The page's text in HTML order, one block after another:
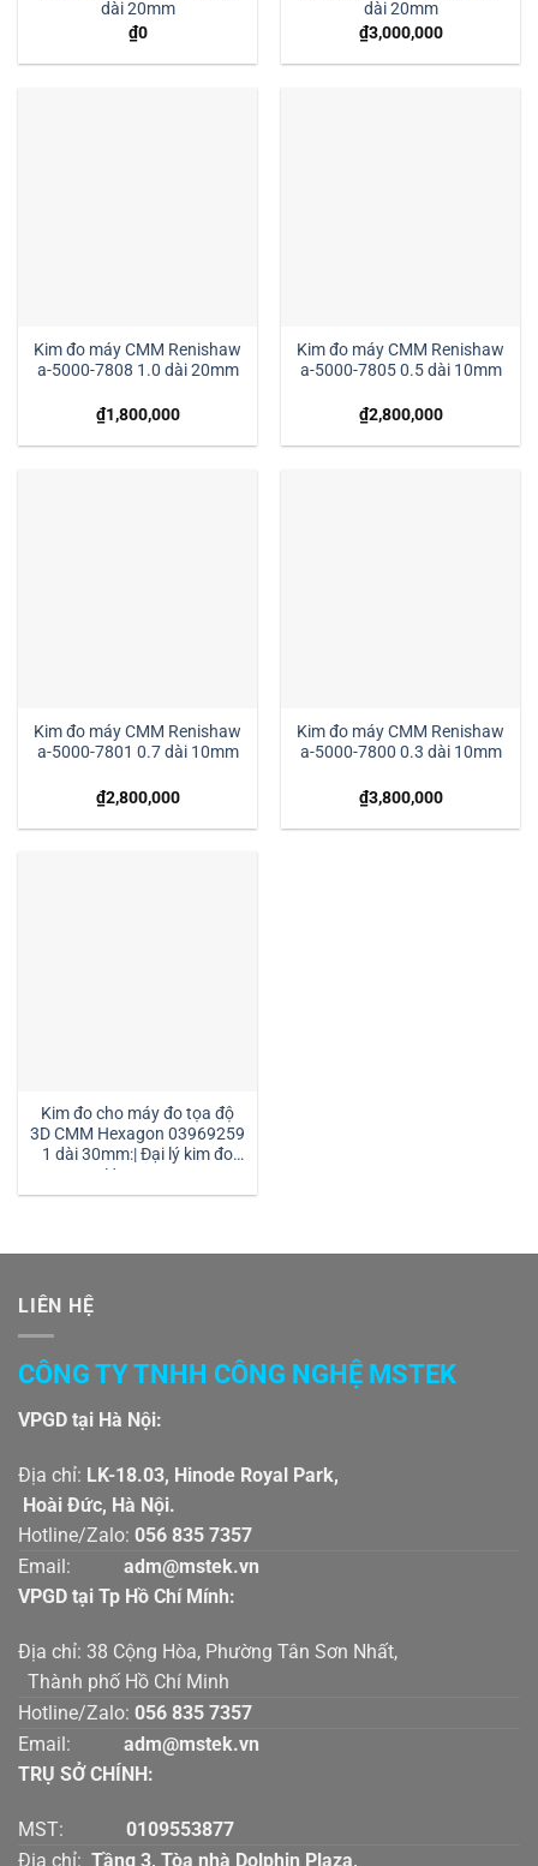
dài 20mm
₫0
dài 20mm
₫3,000,000
Kim đo máy CMM Renishaw
a-5000-7808 1.0 dài 20mm
₫1,800,000
Kim đo máy CMM Renishaw
a-5000-7805 0.5 dài 10mm
₫2,800,000
Kim đo máy CMM Renishaw
a-5000-7801 0.7 dài 10mm
₫2,800,000
Kim đo máy CMM Renishaw
a-5000-7800 0.3 dài 10mm
₫3,800,000
Kim đo cho máy đo tọa độ
3D CMM Hexagon 03969259
1 dài 30mm:| Đại lý kim đo
Hexagon
LIÊN HỆ
CÔNG TY TNHH CÔNG NGHỆ MSTEK
VPGD tại Hà Nội:
Địa chỉ: LK-18.03, Hinode Royal Park,
Hoài Đức, Hà Nội.
Hotline/Zalo: 056 835 7357
Email:
adm@mstek.vn
VPGD tại Tp Hồ Chí Mính:
Địa chỉ: 38 Cộng Hòa, Phường Tân Sơn Nhất,
Thành phố Hồ Chí Minh
Hotline/Zalo: 056 835 7357
Email:
adm@mstek.vn
TRỤ SỞ CHÍNH:
MST: 0109553877
Địa chỉ: Tầng 3, Tòa nhà Dolphin Plaza,